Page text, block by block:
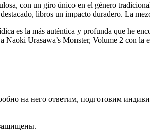
con un giro único en el género
libros un impacto duradero. La
es la más auténtica y profunda que he
Urasawa’s Monster, Volume 2 con la
на него ответим, подготовим